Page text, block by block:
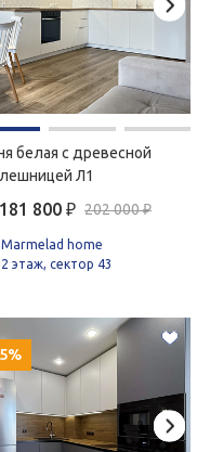
белая с древесной
Л1
800 ₽ 202 000 ₽
Marmelad home
2 этаж, сектор 43